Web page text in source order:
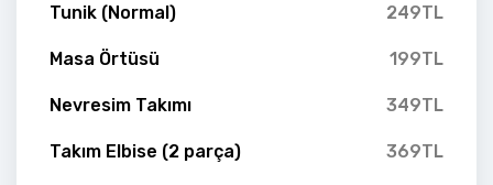
Tunik (Normal) 249TL
Masa Örtüsü 199TL
Nevresim Takımı 349TL
Takım Elbise (2 parça) 369TL